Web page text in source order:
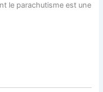
le parachutisme est une